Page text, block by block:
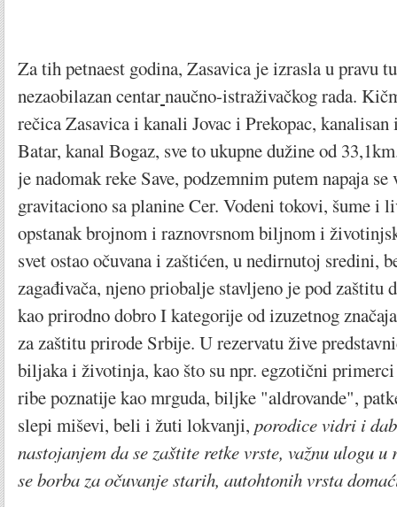
Za tih petnaest godina, Zasavica je izrasla u pravu
nezaobilazan centarnaučno-istraživačkog rada.
rečica Zasavica i kanali Jovac i Prekopac,
Batar, kanal Bogaz, sve to ukupne dužine od
je nadomak reke Save, podzemnim putem napaja
gravitaciono sa planine Cer. Vodeni tokovi, šume i
opstanak brojnom i raznovrsnom biljnom i
svet ostao očuvana i zaštićen, u nedirnutoj sredini,
zagađivača, njeno priobalje stavljeno je pod zaštitu
kao prirodno dobro I kategorije od izuzetnog
za zaštitu prirode Srbije. U rezervatu žive
biljaka i životinja, kao što su npr. egzotični
ribe poznatije kao mrguda, biljke "aldrovande",
slepi miševi, beli i žuti lokvanji, porodice vidri i
nastojanjem da se zaštite retke vrste, važnu ulogu
se borba za očuvanje starih, autohtonih vrsta